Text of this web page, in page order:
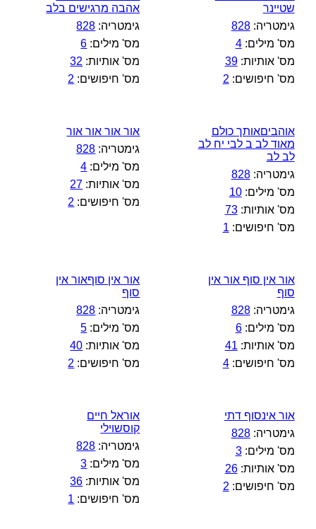
שטיינר
גימטריה:828
מס' מילים:4
מס' אותיות:39
מס' חיפושים: 2
אהבה מרגישים בלב
גימטריה: 828
מס' מילים: 6
מס' אותיות: 32
מס' חיפושים: 2
אוהביםאותך כולם
מאוד לב ב לבי יח לב
לב לב
גימטריה:828
מס' מילים:10
מס' אותיות:73
מס' חיפושים: 1
אור אור אור אור
גימטריה: 828
מס' מילים: 4
מס' אותיות: 27
מס' חיפושים: 2
אור אין סוף אור אין
סוף
גימטריה:828
מס' מילים:6
מס' אותיות: 41
מס' חיפושים:4
אור אין סוףאור אין
סוף
גימטריה: 828
מס' מילים: 5
מס' אותיות: 40
מס' חיפושים: 2
אור אינסוף דתי
גימטריה:828
מס' מילים:3
מס' אותיות:26
מס' חיפושים: 2
אוראל חיים
קוסשוילי
גימטריה: 828
מס' מילים: 3
מס' אותיות: 36
מס' חיפושים: 1